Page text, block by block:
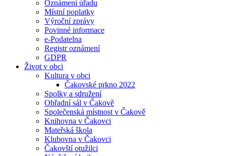
Oznámení úřadu
Místní poplatky
Výroční zprávy
Povinné informace
e-Podatelna
Registr oznámení
GDPR
Život v obci
Kultura v obci
Čakovské prkno 2022
Spolky a sdružení
Obřadní sál v Čakově
Společenská místnost v Čakově
Knihovna v Čakovci
Mateřská škola
Klubovna v Čakovci
Čakovští otužilci